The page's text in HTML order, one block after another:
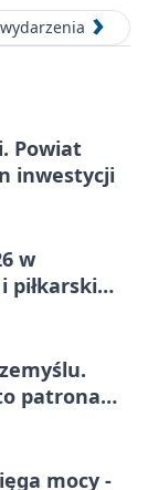
Powiat
inwestycji
w
piłkarski
patrona
mocy -